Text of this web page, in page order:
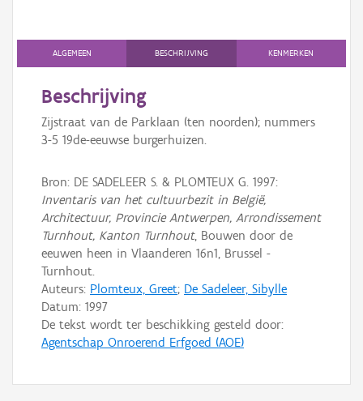
Persoon of collectief
Downloads
Hergebruik
ALGEMEEN BESCHRIJVING KENMERKEN
Beschrijving
Zijstraat van de Parklaan (ten noorden); nummers
3-5 19de-eeuwse burgerhuizen.
Bron: DE SADELEER S. & PLOMTEUX G. 1997:
Inventaris van het cultuurbezit in België,
Architectuur, Provincie Antwerpen, Arrondissement
Turnhout, Kanton Turnhout, Bouwen door de
eeuwen heen in Vlaanderen 16n1, Brussel -
Turnhout.
Auteurs: Plomteux, Greet; De Sadeleer, Sibylle
Datum: 1997
De tekst wordt ter beschikking gesteld door:
Agentschap Onroerend Erfgoed (AOE)